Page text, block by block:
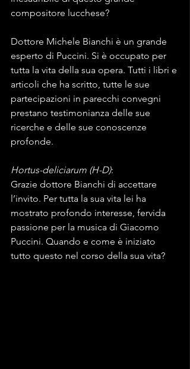
compositore lucchese?
Dottore Michele Bianchi è un grande
esperto di Puccini. Si è occupato per
tutta la vita della sua opera. Tutti i libri e
articoli che ha scritto, tutte le sue
partecipazioni in parecchi convegni
prestano testimonianza delle sue
ricerche e delle sue conoscenze
profonde.
Hortus-deliciarum (H-D):
Grazie dottore Bianchi di accettare
l’invito. Per tutta la sua vita lei ha
mostrato profondo interesse, fervida
passione per la musica di Giacomo
Puccini. Quando e come è iniziato
tutto questo nel corso della sua vita?